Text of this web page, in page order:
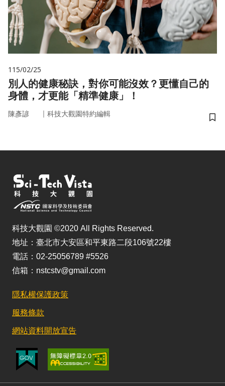
115/02/25
別人的健康秘訣，對你可能沒效？更懂自己的
身體，才更能「精準健康」！
陳彥諺 ｜ 科技大觀園特約編輯
儲
科技大觀園 ©2020 All Rights Reserved.
地址：臺北市大安區和平東路二段106號22樓
電話：02-25056789 #5526
信箱：nstcstv@gmail.com
隱私權保護政策
服務條款
網站資料開放宣告